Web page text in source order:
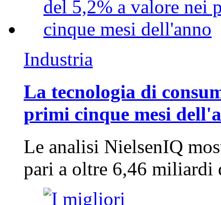
Industria
La tecnologia di
primi cinque mesi
Le analisi NielsenIQ
pari a oltre 6,46